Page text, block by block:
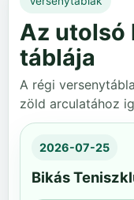
Az utolsó
táblája
A régi
zöld arculatához
2026-07-25
Bikás